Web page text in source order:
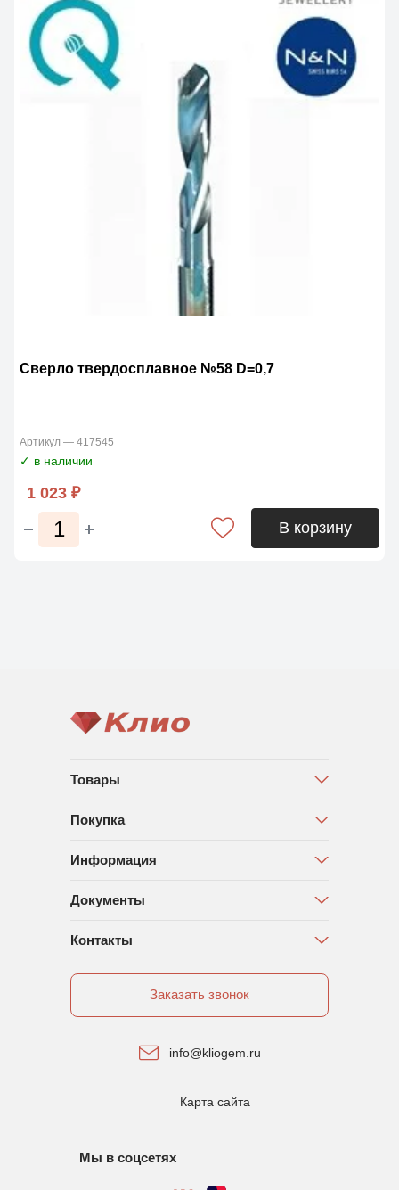
Сверло твердосплавное №58 D=0,7
Артикул — 417545
✓ в наличии
1 023 ₽
В корзину
Товары
Покупка
Информация
Документы
Контакты
Заказать звонок
info@kliogem.ru
Карта сайта
Мы в соцсетях